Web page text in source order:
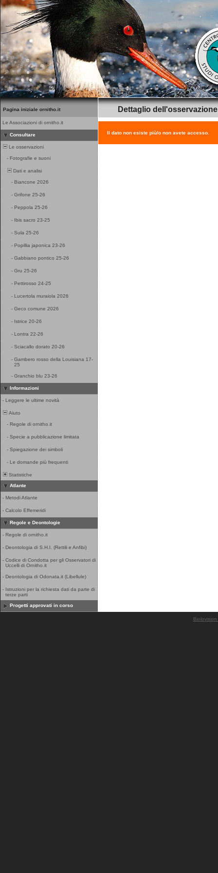
Pagina iniziale ornitho.it
Le Associazioni di ornitho.it
Consultare
Le osservazioni
- Fotografie e suoni
Dati e analisi
- Biancone 2026
- Grifone 25-26
- Peppola 25-26
- Ibis sacro 23-25
- Sula 25-26
- Popillia japonica 23-26
- Gabbiano pontico 25-26
- Gru 25-26
- Pettirosso 24-25
- Lucertola muraiola 2026
- Geco comune 2026
- Istrice 20-26
- Lontra 22-26
- Sciacallo dorato 20-26
- Gambero rosso della Louisiana 17-
25
- Granchio blu 23-26
Informazioni
- Leggere le ultime novità
Aiuto
- Regole di ornitho.it
- Specie a pubblicazione limitata
- Spiegazione dei simboli
- Le domande più frequenti
Statistiche
Atlante
- Metodi Atlante
- Calcolo Effemeridi
Regole e Deontologie
- Regole di ornitho.it
- Deontologia di S.H.I. (Rettili e Anfibi)
- Codice di Condotta per gli Osservatori di
Uccelli di Ornitho.it
- Deontologia di Odonata.it (Libellule)
- Istruzioni per la richiesta dati da parte di
terze parti
Progetti approvati in corso
Dettaglio dell'osservazione
Il dato non esiste più/o non avete accesso.
Biolovision